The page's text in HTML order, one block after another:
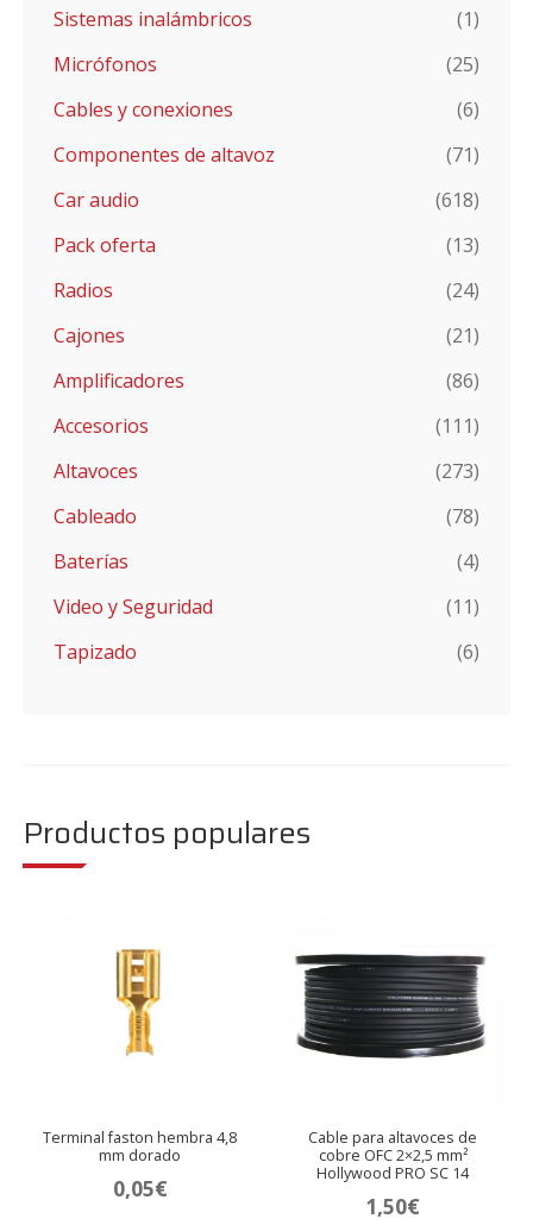
Sistemas inalámbricos
(1)
Micrófonos
(25)
Cables y conexiones
(6)
Componentes de altavoz
(71)
Car audio
(618)
Pack oferta
(13)
Radios
(24)
Cajones
(21)
Amplificadores
(86)
Accesorios
(111)
Altavoces
(273)
Cableado
(78)
Baterías
(4)
Video y Seguridad
(11)
Tapizado
(6)
Productos populares
Terminal faston hembra 4,8
mm dorado
0,05€
Cable para altavoces de
cobre OFC 2×2,5 mm²
Hollywood PRO SC 14
1,50€